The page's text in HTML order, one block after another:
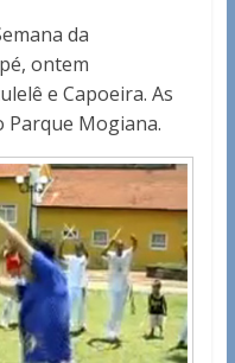
da
ontem
e Capoeira. As
Mogiana.